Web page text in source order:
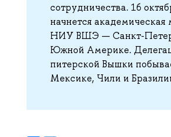
сотрудничества. 16
начнется академическая
НИУ ВШЭ — Санкт-
Южной Америке.
питерской Вышки
Мексике, Чили и